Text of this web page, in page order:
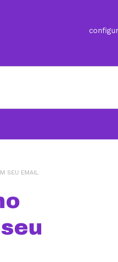
SEU EMAIL